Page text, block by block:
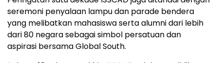
seremoni penyalaan lampu dan parade bendera
yang melibatkan mahasiswa serta alumni dari lebih
dari 80 negara sebagai simbol persatuan dan
aspirasi bersama Global South.